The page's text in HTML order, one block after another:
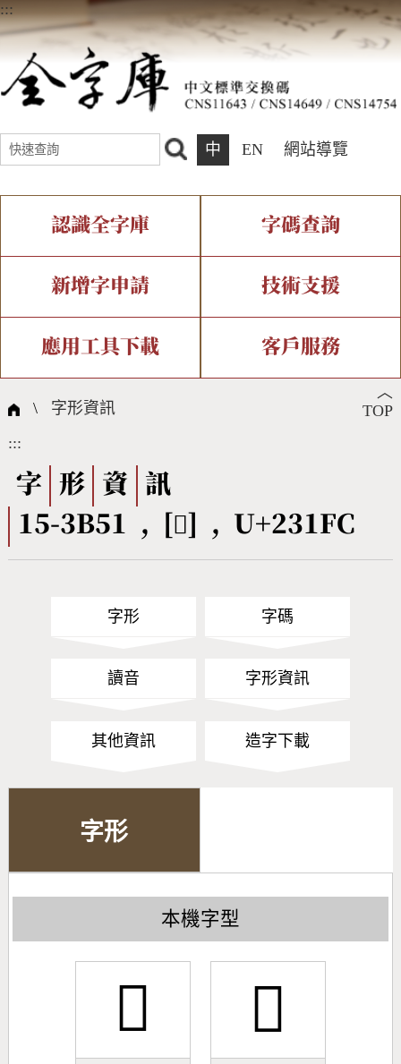
:::
中 EN 網站導覽
認識全字庫
全字庫介紹 全字庫現況
中文碼介紹 專有名詞介紹
國際字碼相關組織
字碼查詢
IDS查詢 部件查詢
複合查詢 注音查詢
筆畫查詢
筆順序查詢
CNS查詢 Unicode查詢
新增字申請
新字申請處理流程
技術支援
字形即時顯示 造字解決方案
全字庫授權 轉碼Web Service
應用工具下載
個人電腦造字處理工具
字形下載
客戶服務
問題集
熱門查詢統計
︿
TOP
\ 字形資訊
:::
字 形 資
訊
15-3B51 , [𣇼] , U+231FC
字形 字碼
讀音 字形資訊
其他資訊 造字下載
字形
本機字型
𣇼 𣇼